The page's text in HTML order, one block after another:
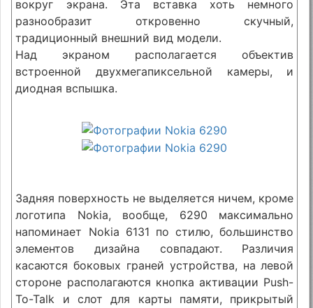
вокруг экрана. Эта вставка хоть немного
разнообразит откровенно скучный,
традиционный внешний вид модели.
Над экраном располагается объектив
встроенной двухмегапиксельной камеры, и
диодная вспышка.
Задняя поверхность не выделяется ничем, кроме
логотипа Nokia, вообще, 6290 максимально
напоминает Nokia 6131 по стилю, большинство
элементов дизайна совпадают. Различия
касаются боковых граней устройства, на левой
стороне располагаются кнопка активации Push-
To-Talk и слот для карты памяти, прикрытый